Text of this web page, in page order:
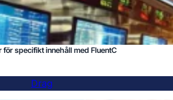
specifikt innehåll med FluentC
Drag